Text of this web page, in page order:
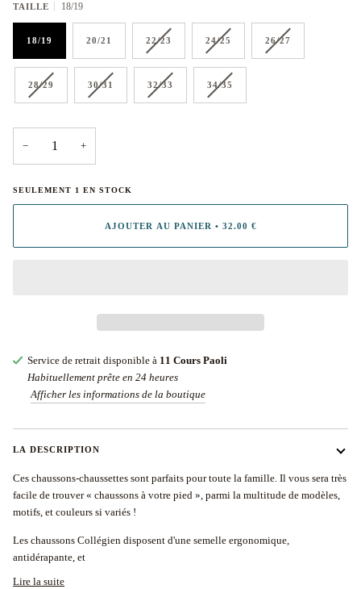
TAILLE 18/19
18/19 20/21 22/23 24/25 26/27
28/29 30/31 32/33 34/35
− +
SEULEMENT 1 EN STOCK
AJOUTER AU PANIER • 32.00 €
Service de retrait disponible à 11 Cours Paoli
Habituellement prête en 24 heures
Afficher les informations de la boutique
LA DESCRIPTION
Ces chaussons-chaussettes sont parfaits pour toute la famille. Il vous sera très
facile de trouver « chaussons à votre pied », parmi la multitude de modèles,
motifs, et couleurs si variés !
Les chaussons Collégien disposent d'une semelle ergonomique,
antidérapante, et
Lire la suite